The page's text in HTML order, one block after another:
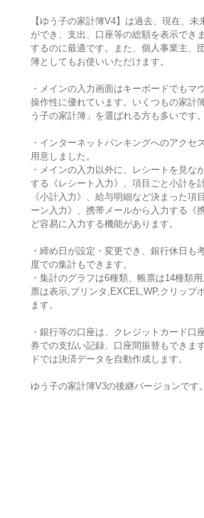
【ゆう子の家計簿V4】は過去、現在、未
ができ、支出、口座等の総額を表示でき
するのに最適です。また、個人事業主、
簿としてもお使いいただけます。
・メインの入力画面はキーボードでもマ
操作性に優れています。いくつもの家計
う子の家計簿」を選ばれる方も多いです。
・インターネットバンキングへのアクセ
用意しました。
・メインの入力以外に、レシートを見な
する《レシート入力》、項目ごと小計を
《小計入力》、給与明細など決まった項
ーン入力》、携帯メールから入力する《
ど容易に入力する機能があります。
・締め日が設定・変更でき、銀行休日も
度での集計もできます。
・集計のグラフは6種類、帳票は14種類
票は表示,プリンタ,EXCEL,WP,クリップ
ます。
・銀行等の口座は、クレジットカード口
券での支払い記録、口座間振替もできま
ドでは決済データを自動作成します。
ゆう子の家計簿V3の後継バージョンです。